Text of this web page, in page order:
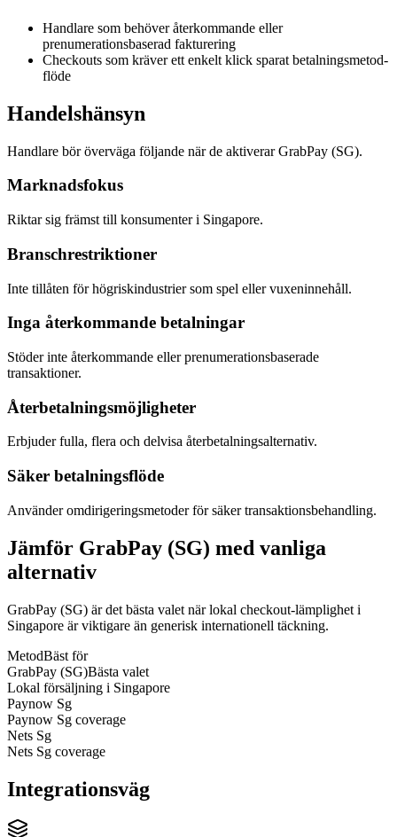
Handlare som behöver återkommande eller
prenumerationsbaserad fakturering
Checkouts som kräver ett enkelt klick sparat betalningsmetod-
flöde
Handelshänsyn
Handlare bör överväga följande när de aktiverar GrabPay (SG).
Marknadsfokus
Riktar sig främst till konsumenter i Singapore.
Branschrestriktioner
Inte tillåten för högriskindustrier som spel eller vuxeninnehåll.
Inga återkommande betalningar
Stöder inte återkommande eller prenumerationsbaserade
transaktioner.
Återbetalningsmöjligheter
Erbjuder fulla, flera och delvisa återbetalningsalternativ.
Säker betalningsflöde
Använder omdirigeringsmetoder för säker transaktionsbehandling.
Jämför GrabPay (SG) med vanliga
alternativ
GrabPay (SG) är det bästa valet när lokal checkout-lämplighet i
Singapore är viktigare än generisk internationell täckning.
MetodBäst för
GrabPay (SG)Bästa valet
Lokal försäljning i Singapore
Paynow Sg
Paynow Sg coverage
Nets Sg
Nets Sg coverage
Integrationsväg